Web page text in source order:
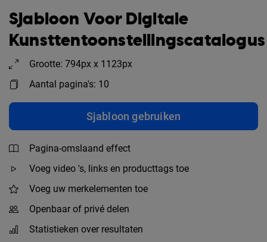
Sjabloon Voor Digitale
Kunsttentoonstellingscatalogus
Grootte: 794px x 1123px
Aantal pagina's: 10
Sjabloon gebruiken
Pagina-omslaand effect
Voeg video 's, links en producttags toe
Voeg uw merkelementen toe
Openbaar of privé delen
Statistieken over resultaten